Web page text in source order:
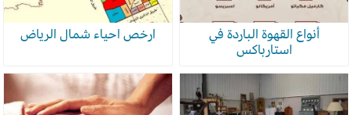
أنواع القهوة الباردة في
استارباكس
ارخص احياء شمال الرياض